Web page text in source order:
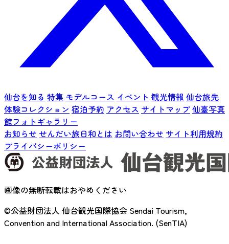
仙台を知る 特集 モデルコース イベント 観光情報 仙台旅先
体験コレクション 宿泊予約 アクセス サイトマップ仙臺写真
館フォトギャラリー
お知らせ せんだい旅日和とは お問い合わせ サイト利用規約
プライバシーポリシー
画像の無断転載はおやめください
©公益財団法人 仙台観光国際協会 Sendai Tourism,
Convention and International Association. (SenTIA)